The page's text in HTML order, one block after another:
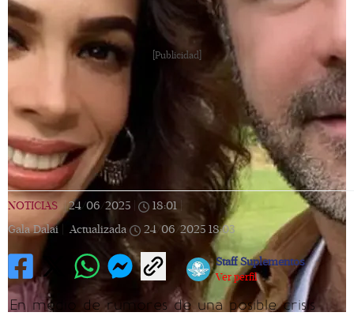
[Publicidad]
NOTICIAS 24/06/2025 18:01
Gala Dalai |
Actualizada 24/06/2025 18:03
Staff Suplementos
Ver perfil
En medio de rumores de una posible crisis